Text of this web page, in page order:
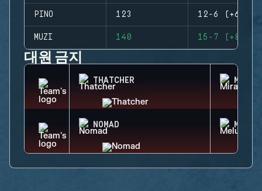
PINO 123 12-6 (+6)
MUZI 140 15-7 (+8)
대원 금지
THATCHER MIRA
NOMAD